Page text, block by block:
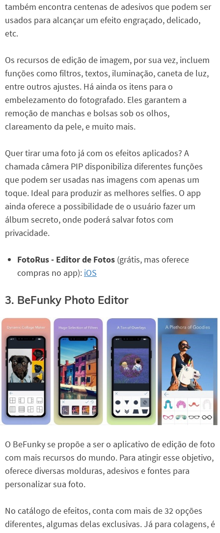
também encontra centenas de adesivos que podem ser
usados para alcançar um efeito engraçado, delicado,
etc.
Os recursos de edição de imagem, por sua vez, incluem
funções como filtros, textos, iluminação, caneta de luz,
entre outros ajustes. Há ainda os itens para o
embelezamento do fotografado. Eles garantem a
remoção de manchas e bolsas sob os olhos,
clareamento da pele, e muito mais.
Quer tirar uma foto já com os efeitos aplicados? A
chamada câmera PIP disponibiliza diferentes funções
que podem ser usadas nas imagens com apenas um
toque. Ideal para produzir as melhores selfies. O app
ainda oferece a possibilidade de o usuário fazer um
álbum secreto, onde poderá salvar fotos com
privacidade.
FotoRus - Editor de Fotos (grátis, mas oferece
compras no app): iOS
3. BeFunky Photo Editor
O BeFunky se propõe a ser o aplicativo de edição de foto
com mais recursos do mundo. Para atingir esse objetivo,
oferece diversas molduras, adesivos e fontes para
personalizar sua foto.
No catálogo de efeitos, conta com mais de 32 opções
diferentes, algumas delas exclusivas. Já para colagens, é